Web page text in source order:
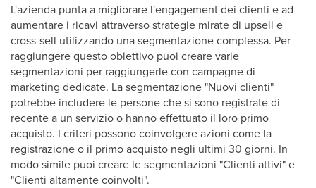
L'azienda punta a migliorare l'engagement dei clienti e ad
aumentare i ricavi attraverso strategie mirate di upsell e
cross-sell utilizzando una segmentazione complessa. Per
raggiungere questo obiettivo puoi creare varie
segmentazioni per raggiungerle con campagne di
marketing dedicate. La segmentazione "Nuovi clienti"
potrebbe includere le persone che si sono registrate di
recente a un servizio o hanno effettuato il loro primo
acquisto. I criteri possono coinvolgere azioni come la
registrazione o il primo acquisto negli ultimi 30 giorni. In
modo simile puoi creare le segmentazioni "Clienti attivi" e
"Clienti altamente coinvolti".